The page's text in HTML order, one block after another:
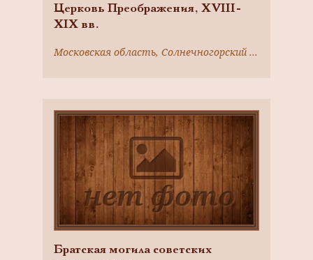
Церковь Преображения, XVIII-
XIX вв.
Московская область, Солнечногорский район, д. Головково, д. 380
Братская могила советских